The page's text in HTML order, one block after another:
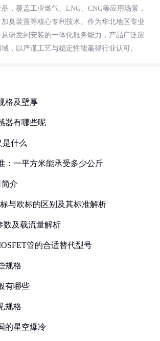
，覆盖工业燃气、LNG、CNG等应用场景，
臭装置等核心专利技术。作为华北地区专业
研发到安装的一体化服务能力，产品广泛应
，以严谨工艺与稳定性能赢得行业认可。
格及壁厚
器有哪些呢
是什么
：一平方米能承受多少公斤
介
与欧标的区别及其标准解析
数及载流量解析
管的合适替代型号
规格
有哪些
规格
的星空爆冷